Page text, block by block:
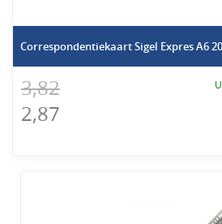
Correspondentiekaart Sigel Expres A6
3,82
2,87